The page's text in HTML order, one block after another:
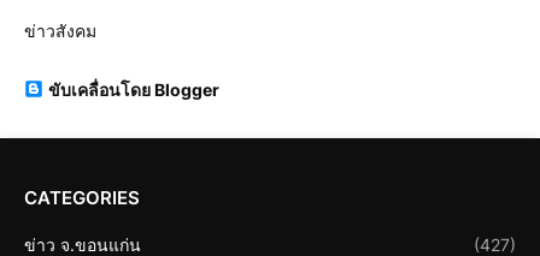
ข่าวสังคม
ขับเคลื่อนโดย Blogger
CATEGORIES
ข่าว จ.ขอนแก่น (427)